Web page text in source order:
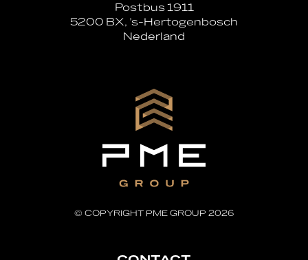
Postbus 1911
5200 BX, ’s-Hertogenbosch
Nederland
© COPYRIGHT PME GROUP 2026